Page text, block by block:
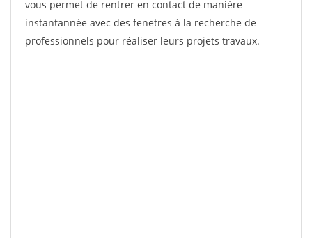
vous permet de rentrer en contact de manière
instantannée avec des fenetres à la recherche de
professionnels pour réaliser leurs projets travaux.